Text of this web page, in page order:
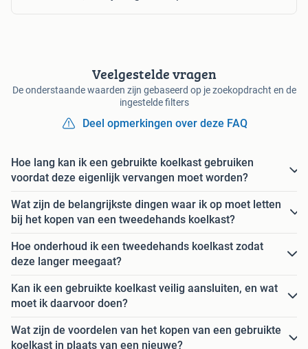
Veelgestelde vragen
De onderstaande waarden zijn gebaseerd op je zoekopdracht en de
ingestelde filters
Deel opmerkingen over deze FAQ
Hoe lang kan ik een gebruikte koelkast gebruiken
voordat deze eigenlijk vervangen moet worden?
Wat zijn de belangrijkste dingen waar ik op moet letten
bij het kopen van een tweedehands koelkast?
Hoe onderhoud ik een tweedehands koelkast zodat
deze langer meegaat?
Kan ik een gebruikte koelkast veilig aansluiten, en wat
moet ik daarvoor doen?
Wat zijn de voordelen van het kopen van een gebruikte
koelkast in plaats van een nieuwe?